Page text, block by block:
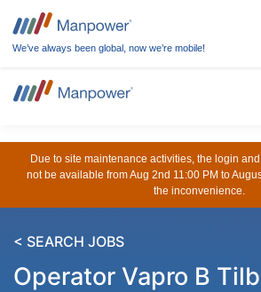
We’ve always been global, now we’re mobile!
Due to site maintenance activities, the login
not be available from Aug 2nd 11:00 PM to
the inconvenience.
< SEARCH JOBS
Operator Vapro B